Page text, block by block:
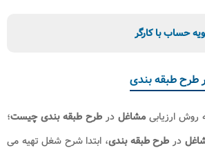
حساب با کارگر
طرح طبقه بندی
روش ارزیابی مشاغل در طرح طبقه بندی چیست؛
در طرح طبقه بندی، ابتدا شرح شغل تهیه می